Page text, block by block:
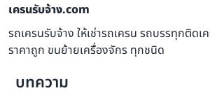
เครนรับจ้าง.com
รถเครนรับจ้าง ให้เช่ารถเครน รถบรรทุกติดเ
ราคาถูก ขนย้ายเครื่องจักร ทุกชนิด
บทความ